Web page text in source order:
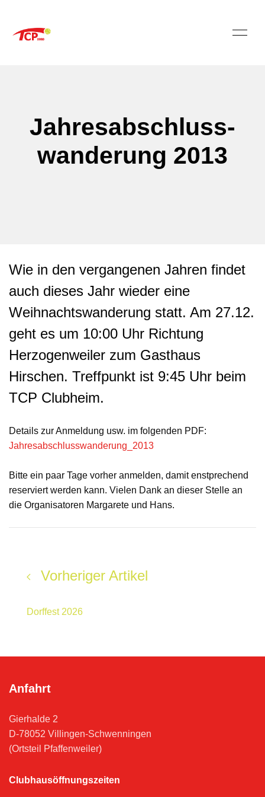
Jahresabschluss-
wanderung 2013
Wie in den vergangenen Jahren findet
auch dieses Jahr wieder eine
Weihnachtswanderung statt. Am 27.12.
geht es um 10:00 Uhr Richtung
Herzogenweiler zum Gasthaus
Hirschen. Treffpunkt ist 9:45 Uhr beim
TCP Clubheim.
Details zur Anmeldung usw. im folgenden PDF:
Jahresabschlusswanderung_2013
Bitte ein paar Tage vorher anmelden, damit enstprechend
reserviert werden kann. Vielen Dank an dieser Stelle an
die Organisatoren Margarete und Hans.
Vorheriger Artikel
Dorffest 2026
Anfahrt
Gierhalde 2
D-78052 Villingen-Schwenningen
(Ortsteil Pfaffenweiler)
Clubhausöffnungszeiten